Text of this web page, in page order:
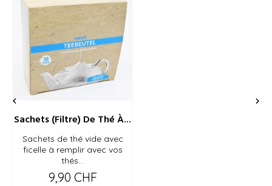
Sachets (filtre) De Thé À...
Sachets de thé vide avec
ficelle à remplir avec vos
thés...
Prix
9,90 CHF
 